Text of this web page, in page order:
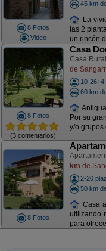
8 Fotos
Video
45 km
La
las 2
un rincón
8 Fotos
(3 comentarios)
Casa
Casa
de
10-26+4
60 km
Por su
y/o grupos
8 Fotos
km de
2-20
50 km
Casa
utilizando
para